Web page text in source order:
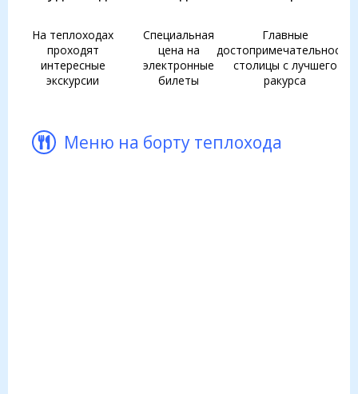
На теплоходах
проходят
интересные
экскурсии
Специальная
цена на
электронные
билеты
Главные
достопримечательности
столицы с лучшего
ракурса
Меню на борту теплохода